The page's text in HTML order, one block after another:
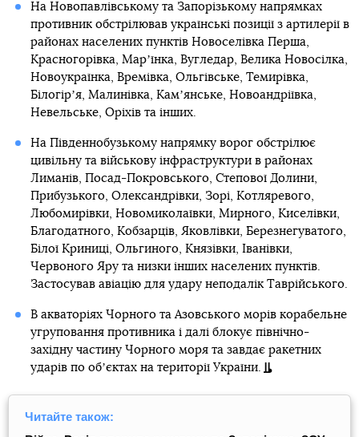
На Новопавлівському та Запорізькому напрямках
противник обстрілював українські позиції з артилерії в
районах населених пунктів Новоселівка Перша,
Красногорівка, Марʼїнка, Вугледар, Велика Новосілка,
Новоукраїнка, Времівка, Ольгівське, Темирівка,
Білогірʼя, Малинівка, Камʼянське, Новоандріївка,
Невельське, Оріхів та інших.
На Південнобузькому напрямку ворог обстрілює
цивільну та військову інфраструктури в районах
Лиманів, Посад-Покровського, Степової Долини,
Прибузького, Олександрівки, Зорі, Котляревого,
Любомирівки, Новомиколаївки, Мирного, Киселівки,
Благодатного, Кобзарців, Яковлівки, Березнегуватого,
Білої Криниці, Ольгиного, Князівки, Іванівки,
Червоного Яру та низки інших населених пунктів.
Застосував авіацію для удару неподалік Таврійського.
В акваторіях Чорного та Азовського морів корабельне
угруповання противника і далі блокує північно-
західну частину Чорного моря та завдає ракетних
ударів по обʼєктах на території України.
Читайте також: